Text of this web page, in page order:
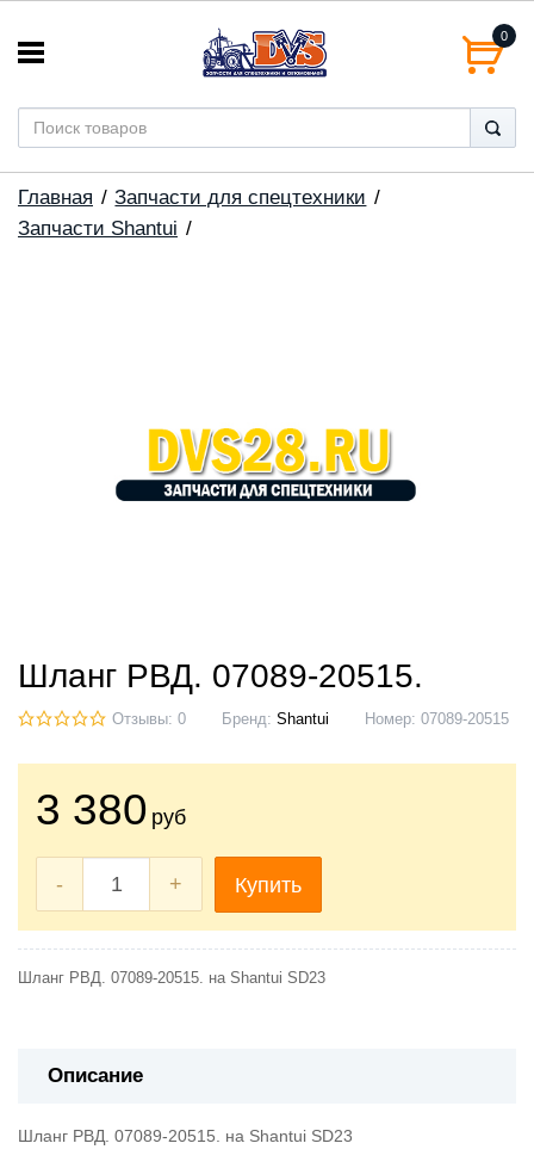
0
Главная
Запчасти для спецтехники
Запчасти Shantui
Шланг РВД. 07089-20515.
Отзывы: 0 Бренд: Shantui Номер: 07089-20515
3 380 руб
- + Купить
Шланг РВД. 07089-20515. на Shantui SD23
Описание
Шланг РВД. 07089-20515. на Shantui SD23